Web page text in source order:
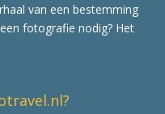
van een bestemming
fotografie nodig? Het